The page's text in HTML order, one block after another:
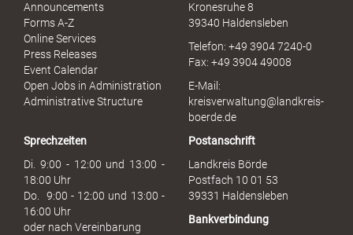
u
h
Announcements
Forms A-Z
Online Services
Press Releases
Event Calendar
Open Jobs in Administration
Administrative Structure
Kronesruhe 8
39340 Haldensleben
Telefon: +49 3904 7240-0
Fax: +49 3904 49008
E-Mail:
kreisverwaltung@landkreis-
boerde.de
Sprechzeiten
Di. 9:00 - 12:00 und 13:00 -
18:00 Uhr
Do. 9:00 - 12:00 und 13:00 -
16:00 Uhr
oder nach Vereinbarung
Postanschrift
Landkreis Börde
Postfach 10 01 53
39331 Haldensleben
Bankverbindung